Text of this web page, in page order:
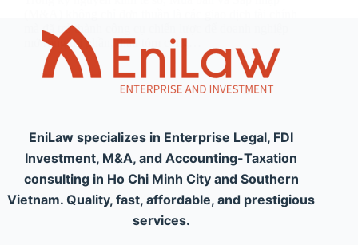
mà đã trở thành công cụ chiến lược để doanh nghiệp
mở rộng thị phần, thâu tóm công…
EniLaw specializes in Enterprise Legal, FDI
Investment, M&A, and Accounting-Taxation
consulting in Ho Chi Minh City and Southern
Vietnam. Quality, fast, affordable, and prestigious
services.